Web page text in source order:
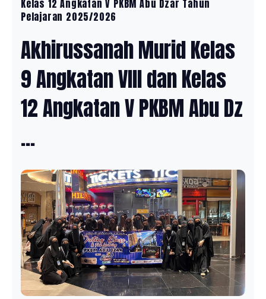
Kelas 12 Angkatan V PKBM Abu Dzar Tahun
Pelajaran 2025/2026
Akhirussanah Murid Kelas
9 Angkatan VIII dan Kelas
12 Angkatan V PKBM Abu Dz
...